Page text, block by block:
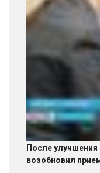
После
возобновил